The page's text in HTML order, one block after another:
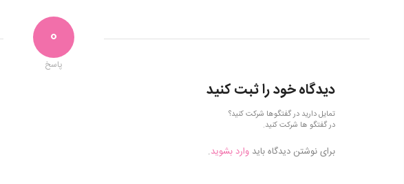
0
پاسخ
دیدگاه خود را ثبت کنید
تمایل دارید در گفتگوها شرکت کنید؟
در گفتگو ها شرکت کنید.
برای نوشتن دیدگاه باید وارد بشوید.